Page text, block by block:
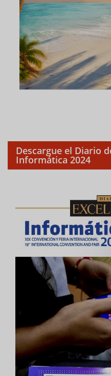
Descargue el Diario
Informática 2024